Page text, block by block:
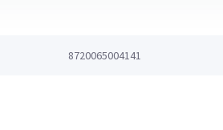
8720065004141